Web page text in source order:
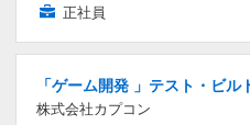
正社員
「ゲーム開発 」テスト・ビル
株式会社カプコン